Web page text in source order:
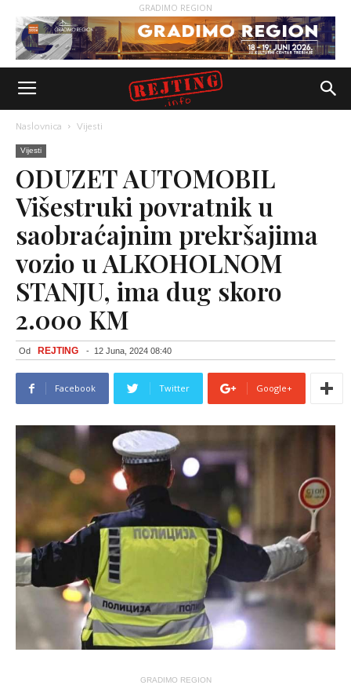
GRADIMO REGION
Naslovnica Vijesti
Vijesti
ODUZET AUTOMOBIL
Višestruki povratnik u
saobraćajnim prekršajima
vozio u ALKOHOLNOM
STANJU, ima dug skoro
2.000 KM
Od REJTING - 12 Juna, 2024 08:40
Facebook Twitter Google+
GRADIMO REGION